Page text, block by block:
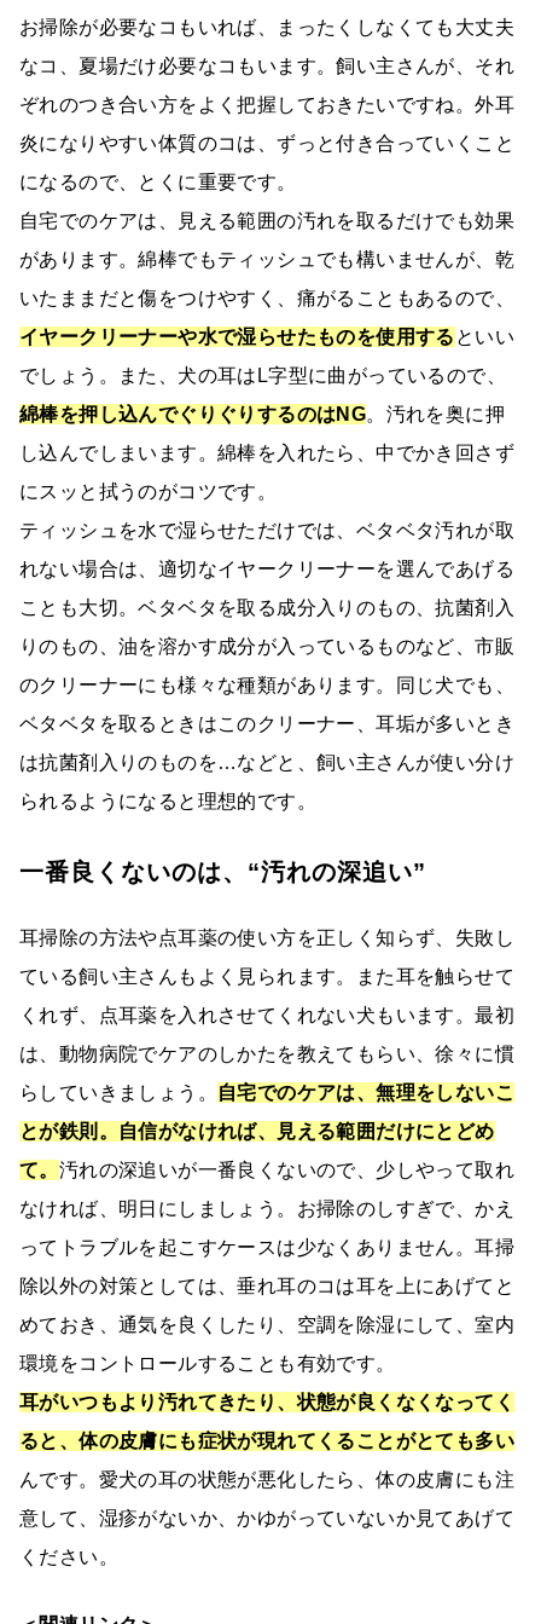
お掃除が必要なコもいれば、まったくしなくても大丈夫
なコ、夏場だけ必要なコもいます。飼い主さんが、それ
ぞれのつき合い方をよく把握しておきたいですね。外耳
炎になりやすい体質のコは、ずっと付き合っていくこと
になるので、とくに重要です。
自宅でのケアは、見える範囲の汚れを取るだけでも効果
があります。綿棒でもティッシュでも構いませんが、乾
いたままだと傷をつけやすく、痛がることもあるので、
イヤークリーナーや水で湿らせたものを使用する といい
でしょう。また、犬の耳はL字型に曲がっているので、
綿棒を押し込んでぐりぐりするのはNG。汚れを奥に押
し込んでしまいます。綿棒を入れたら、中でかき回さず
にスッと拭うのがコツです。
ティッシュを水で湿らせただけでは、ベタベタ汚れが取
れない場合は、適切なイヤークリーナーを選んであげる
ことも大切。ベタベタを取る成分入りのもの、抗菌剤入
りのもの、油を溶かす成分が入っているものなど、市販
のクリーナーにも様々な種類があります。同じ犬でも、
ベタベタを取るときはこのクリーナー、耳垢が多いとき
は抗菌剤入りのものを…などと、飼い主さんが使い分け
られるようになると理想的です。
一番良くないのは、“汚れの深追い”
耳掃除の方法や点耳薬の使い方を正しく知らず、失敗し
ている飼い主さんもよく見られます。また耳を触らせて
くれず、点耳薬を入れさせてくれない犬もいます。最初
は、動物病院でケアのしかたを教えてもらい、徐々に慣
らしていきましょう。
自宅でのケアは、無理をしないこ
とが鉄則。自信がなければ、見える範囲だけにとどめ
て。 汚れの深追いが一番良くないので、少しやって取れ
なければ、明日にしましょう。お掃除のしすぎで、かえ
ってトラブルを起こすケースは少なくありません。耳掃
除以外の対策としては、垂れ耳のコは耳を上にあげてと
めておき、通気を良くしたり、空調を除湿にして、室内
環境をコントロールすることも有効です。
耳がいつもより汚れてきたり、状態が良くなくなってく
ると、体の皮膚にも症状が現れてくることがとても多い
んです。愛犬の耳の状態が悪化したら、体の皮膚にも注
意して、湿疹がないか、かゆがっていないか見てあげて
ください。